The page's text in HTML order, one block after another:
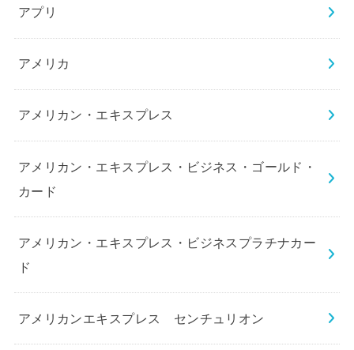
アプリ
アメリカ
アメリカン・エキスプレス
アメリカン・エキスプレス・ビジネス・ゴールド・
カード
アメリカン・エキスプレス・ビジネスプラチナカー
ド
アメリカンエキスプレス センチュリオン